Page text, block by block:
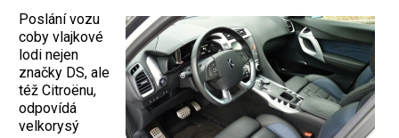
Poslání vozu
coby vlajkové
lodi nejen
značky DS, ale
též Citroënu,
odpovídá
velkorysý